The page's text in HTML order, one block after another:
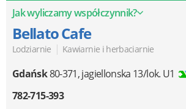
Jak wyliczamy współczynnik?
Bellato Cafe
Lodziarnie | Kawiarnie i herbaciarnie
Gdańsk80-371,jagiellonska 13/lok. U1
782-715-393